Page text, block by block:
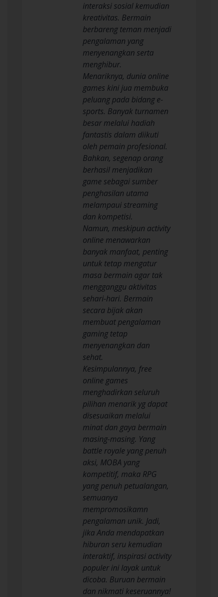
interaksi sosial kemudian
kreativitas. Bermain
berbareng teman menjadi
pengalaman yang
menyenangkan serta
menghibur.
Menariknya, dunia online
games kini jua membuka
peluang pada bidang e-
sports. Banyak turnamen
besar melalui hadiah
fantastis dalam diikuti
oleh pemain profesional.
Bahkan, segenap orang
berhasil menjadikan
game sebagai sumber
penghasilan utama
melampaui streaming
dan kompetisi.
Namun, meskipun activity
online menawarkan
banyak manfaat, penting
untuk tetap mengatur
masa bermain agar tak
mengganggu aktivitas
sehari-hari. Bermain
secara bijak akan
membuat pengalaman
gaming tetap
menyenangkan dan
sehat.
Kesimpulannya, free
online games
menghadirkan seluruh
pilihan menarik yg dapat
disesuaikan melalui
minat dan gaya bermain
masing-masing. Yang
battle royale yang penuh
aksi, MOBA yang
kompetitif, maka RPG
yang penuh petualangan,
semuanya
mempromosikamn
pengalaman unik. Jadi,
jika Anda mendapatkan
hiburan seru kemudian
interaktif, inspirasi activity
populer ini layak untuk
dicoba. Buruan bermain
dan nikmati keseruannya!